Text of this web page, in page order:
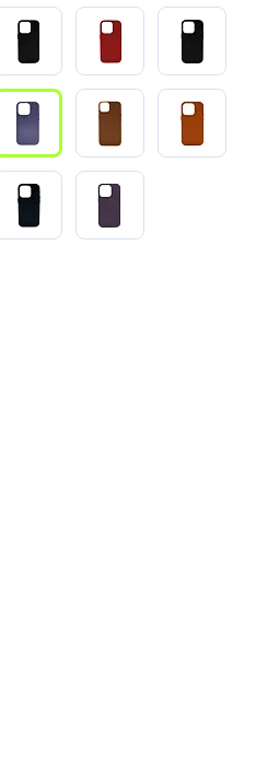
Pixel 9
Pixel 8
Pixel 7
Pixel 6
Внешние